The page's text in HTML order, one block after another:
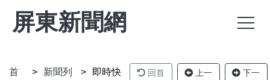
屏東新聞網
首
新聞列
即時快
回首
上一
下一